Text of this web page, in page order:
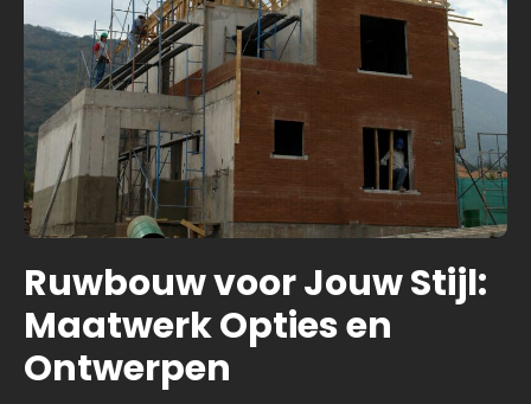
Ruwbouw voor Jouw Stijl:
Maatwerk Opties en
Ontwerpen